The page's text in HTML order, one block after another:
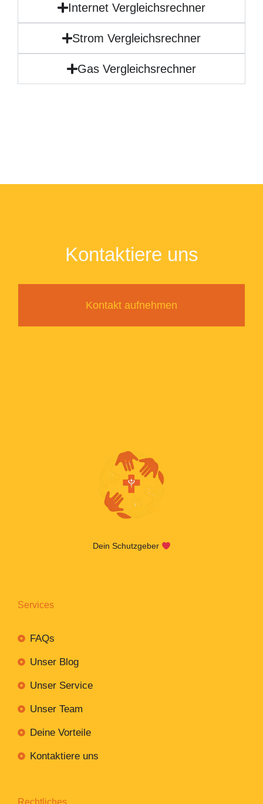
Internet Vergleichsrechner
Strom Vergleichsrechner
Gas Vergleichsrechner
Kontaktiere uns
Kontakt aufnehmen
Dein Schutzgeber
Services
FAQs
Unser Blog
Unser Service
Unser Team
Deine Vorteile
Kontaktiere uns
Rechtliches